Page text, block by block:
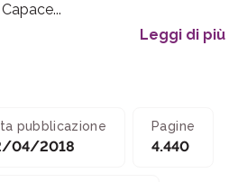
Leggi di più
pubblicazione
04/2018
Pagine
4.440